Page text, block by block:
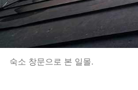
숙소 창문으로 본 일몰.